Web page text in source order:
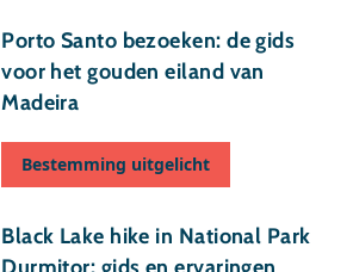
Porto Santo bezoeken: de gids
voor het gouden eiland van
Madeira
Bestemming uitgelicht
Black Lake hike in National Park